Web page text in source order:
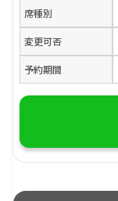
席種別
変更可否
予約期間